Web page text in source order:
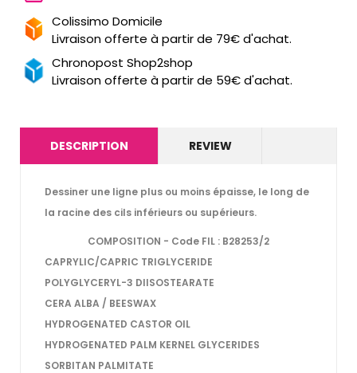
Colissimo Domicile
Livraison offerte à partir de 79€ d'achat.
Chronopost Shop2shop
Livraison offerte à partir de 59€ d'achat.
DESCRIPTION REVIEW
Dessiner une ligne plus ou moins épaisse, le long de
la racine des cils inférieurs ou supérieurs.
COMPOSITION - Code FIL : B28253/2
CAPRYLIC/CAPRIC TRIGLYCERIDE
POLYGLYCERYL-3 DIISOSTEARATE
CERA ALBA / BEESWAX
HYDROGENATED CASTOR OIL
HYDROGENATED PALM KERNEL GLYCERIDES
SORBITAN PALMITATE